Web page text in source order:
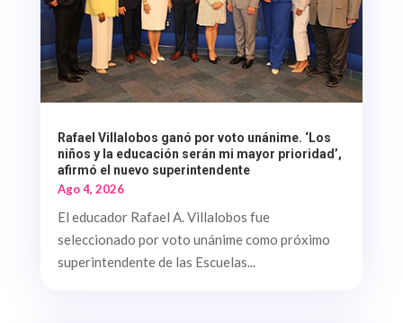
Rafael Villalobos ganó por voto unánime. ‘Los
niños y la educación serán mi mayor prioridad’,
afirmó el nuevo superintendente
Ago 4, 2026
El educador Rafael A. Villalobos fue
seleccionado por voto unánime como próximo
superintendente de las Escuelas...